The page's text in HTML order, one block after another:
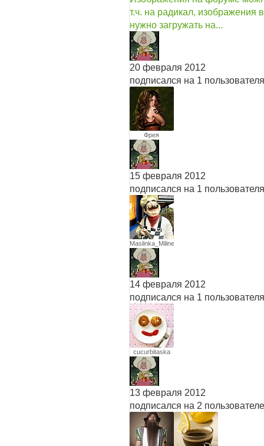
т.ч. на радикал,
нужно загружать на...
20 февраля 2012
подписался на 1 пользователя
Фрея
15 февраля 2012
подписался на 1 пользователя
Maslinka_Miline
14 февраля 2012
подписался на 1 пользователя
cucurbitaska
13 февраля 2012
подписался на 2